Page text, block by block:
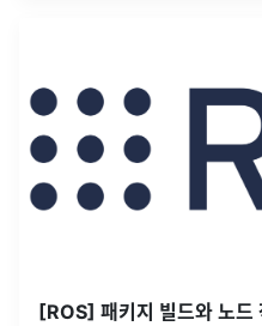
[ROS] 패키지 빌드와 노드